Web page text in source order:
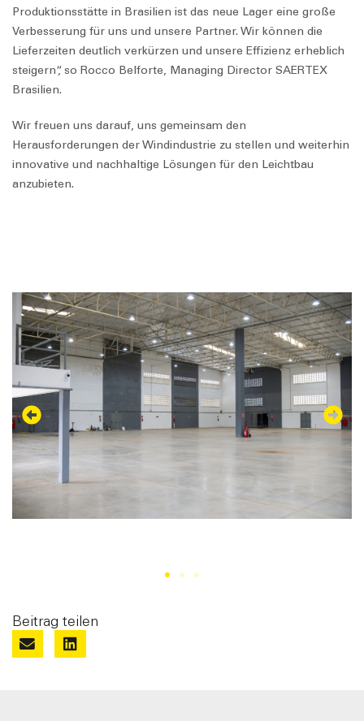
Produktionsstätte in Brasilien ist das neue Lager eine große
Verbesserung für uns und unsere Partner. Wir können die
Lieferzeiten deutlich verkürzen und unsere Effizienz erheblich
steigern“, so Rocco Belforte, Managing Director SAERTEX
Brasilien.
Wir freuen uns darauf, uns gemeinsam den
Herausforderungen der Windindustrie zu stellen und weiterhin
innovative und nachhaltige Lösungen für den Leichtbau
anzubieten.
Beitrag teilen